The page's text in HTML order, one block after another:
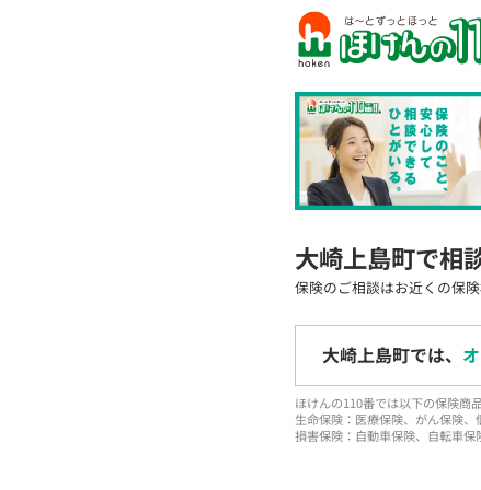
大崎上島町で相
保険のご相談はお近くの保
大崎上島町では、
ほけんの110番では以下の保険商
生命保険：医療保険、がん保険
損害保険：自動車保険、自転車